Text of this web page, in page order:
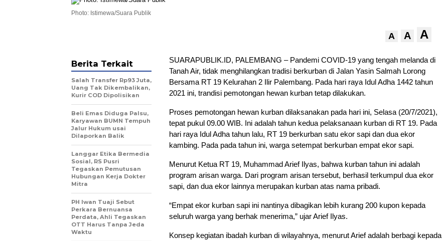
Photo: Istimewa/Suara Publik
A A A
SUARAPUBLIK.ID, PALEMBANG – Pandemi COVID-19 yang tengah melanda di
Tanah Air, tidak menghilangkan tradisi berkurban di Jalan Yasin Salmah Lorong
Bersama RT 19 Kelurahan 2 Ilir Palembang. Pada hari raya Idul Adha 1442 tahun
2021 ini, trandisi pemotongan hewan kurban tetap dilakukan.
Proses pemotongan hewan kurban dilaksanakan pada hari ini, Selasa (20/7/2021),
tepat pukul 09.00 WIB. Ini adalah tahun kedua pelaksanaan kurban di RT 19. Pada
hari raya Idul Adha tahun lalu, RT 19 berkurban satu ekor sapi dan dua ekor
kambing. Pada pada tahun ini, warga setempat berkurban empat ekor sapi.
Menurut Ketua RT 19, Muhammad Arief Ilyas, bahwa kurban tahun ini adalah
program arisan warga. Dari program arisan tersebut, berhasil terkumpul dua ekor
sapi, dan dua ekor lainnya merupakan kurban atas nama pribadi.
“Empat ekor kurban sapi ini nantinya dibagikan lebih kurang 200 kupon kepada
seluruh warga yang berhak menerima,” ujar Arief Ilyas.
Konsep kegiatan ibadah kurban di wilayahnya, menurut Arief adalah berbagi kepada
Berita Terkait
Salah Transfer Rp93 Juta,
Uang Tak Dikembalikan,
Kurir COD Dipolisikan
Beli Emas Diduga Palsu,
Karyawan BUMN Tempuh
Jalur Hukum usai
Dilaporkan Balik
Langgar Etika Bermedia
Sosial, RS Pusri
Tegaskan Pemutusan
Hubungan Kerja Dokter
Mitra
PH Iwan Tuaji Sebut
Perkara Bernuansa
Perdata, Ahli Tegaskan
OTT Harus Tanpa Jeda
Waktu